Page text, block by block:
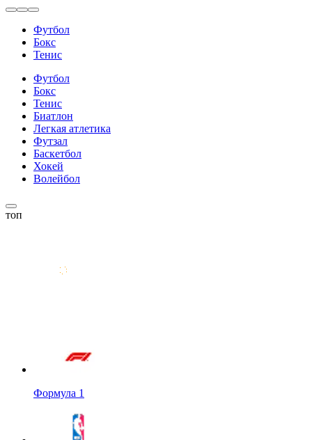
Футбол
Бокс
Тенис
Футбол
Бокс
Тенис
Биатлон
Легкая атлетика
Футзал
Баскетбол
Хокей
Волейбол
топ
Формула 1